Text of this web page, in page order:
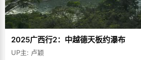
2025广西行2：中越德天板约瀑布
UP主: 卢颖